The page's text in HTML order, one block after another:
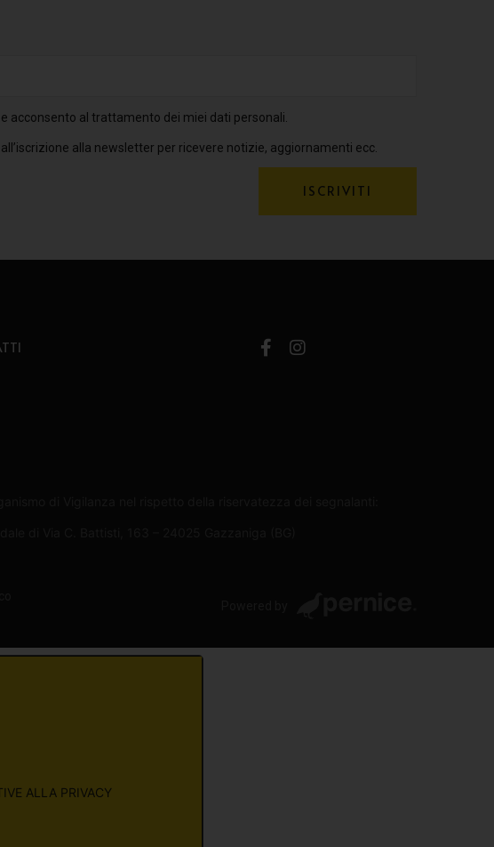
e acconsento al trattamento dei miei dati personali.
alla newsletter per ricevere notizie, aggiornamenti ecc.
ISCRIVITI
ALLA PRIVACY